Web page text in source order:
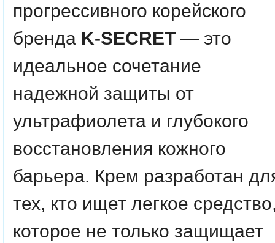
прогрессивного корейского
бренда K-SECRET — это
идеальное сочетание
надежной защиты от
ультрафиолета и глубокого
восстановления кожного
барьера. Крем разработан
тех, кто ищет легкое
которое не только защищает